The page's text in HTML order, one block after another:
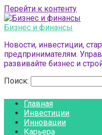
Перейти к контенту
Бизнес и финансы
Новости, инвестиции,
предпринимателям.
развивайте бизнес и
Поиск:
Главная
Инвестиции
Инновации
Карьера